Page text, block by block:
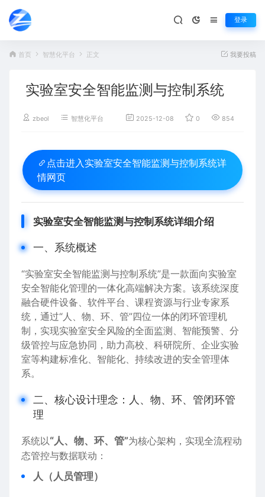
登录
首页 智慧化平台 正文 我要投稿
实验室安全智能监测与控制系统
zbeol 智慧化平台 2025-12-08 0 854
点击进入 实验室安全智能监测与控制系统详
情网页
实验室安全智能监测与控制系统详细介绍
一、系统概述
“实验室安全智能监测与控制系统”是一款面向实验室
安全智能化管理的一体化高端解决方案。该系统深度
融合硬件设备、软件平台、课程资源与行业专家系
统，通过“人、物、环、管”四位一体的闭环管理机
制，实现实验室安全风险的全面监测、智能预警、分
级管控与应急协同，助力高校、科研院所、企业实验
室等构建标准化、智能化、持续改进的安全管理体
系。
二、核心设计理念：人、物、环、管闭环管
理
系统以“人、物、环、管”为核心架构，实现全流程动
态管控与数据联动：
人（人员管理）